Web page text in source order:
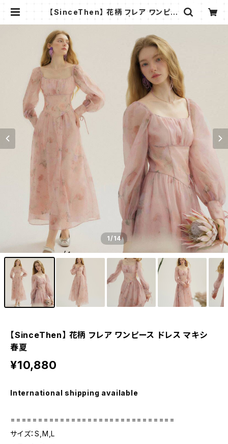
【SinceThen】 花柄 フレア ワンピー
1/14
【SinceThen】 花柄 フレア ワンピース ドレス マキシ
春夏
¥10,880
International shipping available
==============================
サイズ：S,M,L